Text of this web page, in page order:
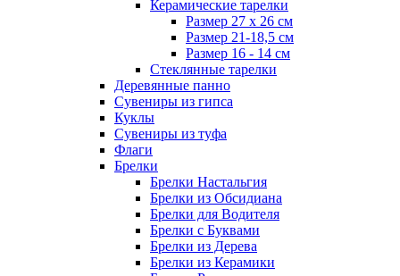
Керамические тарелки
Размер 27 х 26 см
Размер 21-18,5 см
Размер 16 - 14 см
Стеклянные тарелки
Деревянные панно
Сувениры из гипса
Куклы
Сувениры из туфа
Флаги
Брелки
Брелки Настальгия
Брелки из Обсидиана
Брелки для Водителя
Брелки с Буквами
Брелки из Дерева
Брелки из Керамики